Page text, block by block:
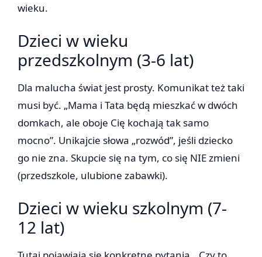
wieku.
Dzieci w wieku
przedszkolnym (3-6 lat)
Dla malucha świat jest prosty. Komunikat też taki
musi być. „Mama i Tata będą mieszkać w dwóch
domkach, ale oboje Cię kochają tak samo
mocno”. Unikajcie słowa „rozwód”, jeśli dziecko
go nie zna. Skupcie się na tym, co się NIE zmieni
(przedszkole, ulubione zabawki).
Dzieci w wieku szkolnym (7-
12 lat)